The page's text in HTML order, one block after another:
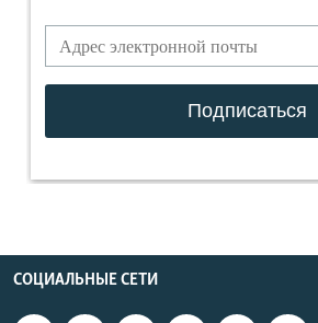
СОЦИАЛЬНЫЕ СЕТИ